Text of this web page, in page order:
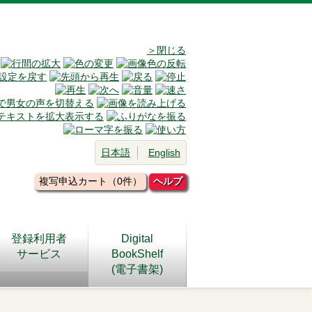
＞閉じる
日本語 English
複写申込カート（0件） ヘルプ
登録利用者
サービス
Digital
BookShelf
(電子書架)